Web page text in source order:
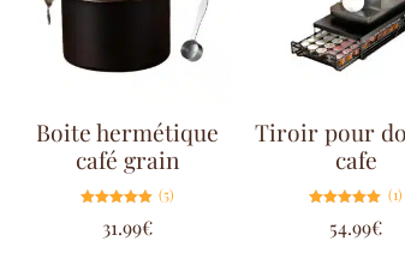
Boite hermétique
café grain
5.00
sur 5
(5)
31.99€
Tiroir pour
cafe
5.00
sur 5
(1)
54.99€